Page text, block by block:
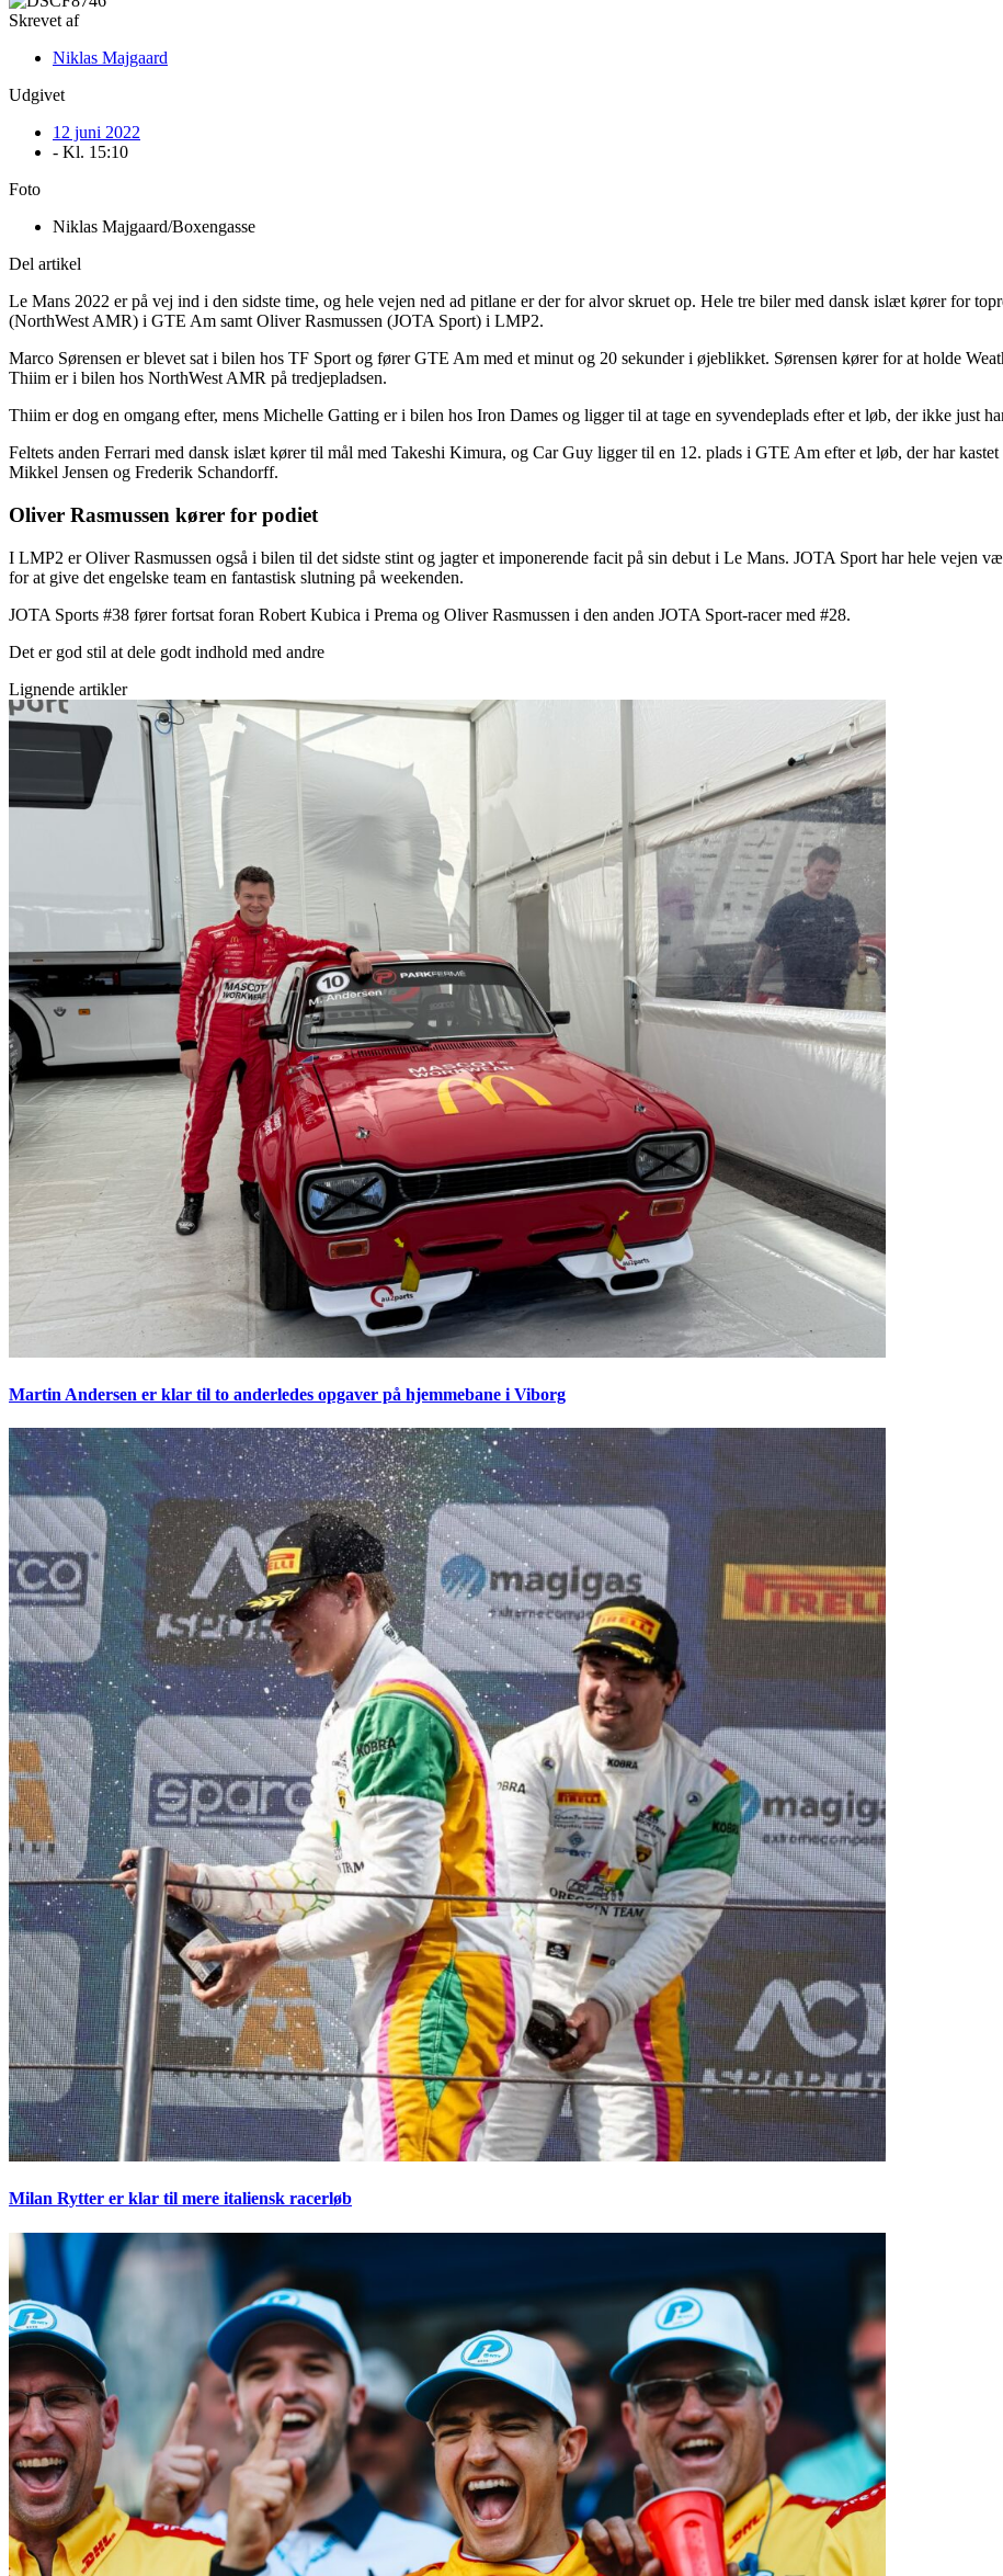
Skrevet af
Niklas Majgaard
Udgivet
12 juni 2022
- Kl. 15:10
Foto
Niklas Majgaard/Boxengasse
Del artikel
Le Mans 2022 er på vej ind i den sidste time, og hele vejen ned ad pitlane er der for alvor skruet op. Hele tre biler med dansk islæt kører for
(NorthWest AMR) i GTE Am samt Oliver Rasmussen (JOTA Sport) i LMP2.
Marco Sørensen er blevet sat i bilen hos TF Sport og fører GTE Am med et minut og 20 sekunder i øjeblikket. Sørensen kører for at holde
Thiim er i bilen hos NorthWest AMR på tredjepladsen.
Thiim er dog en omgang efter, mens Michelle Gatting er i bilen hos Iron Dames og ligger til at tage en syvendeplads efter et løb, der ikke just
Feltets anden Ferrari med dansk islæt kører til mål med Takeshi Kimura, og Car Guy ligger til en 12. plads i GTE Am efter et løb, der har
Mikkel Jensen og Frederik Schandorff.
Oliver Rasmussen kører for podiet
I LMP2 er Oliver Rasmussen også i bilen til det sidste stint og jagter et imponerende facit på sin debut i Le Mans. JOTA Sport har hele vejen
for at give det engelske team en fantastisk slutning på weekenden.
JOTA Sports #38 fører fortsat foran Robert Kubica i Prema og Oliver Rasmussen i den anden JOTA Sport-racer med #28.
Det er god stil at dele godt indhold med andre
Lignende artikler
Martin Andersen er klar til to anderledes opgaver på hjemmebane i Viborg
Milan Rytter er klar til mere italiensk racerløb